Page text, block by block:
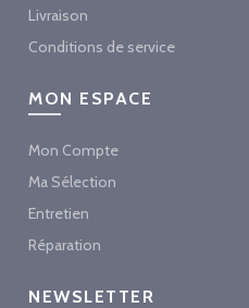
Livraison
Conditions de service
MON ESPACE
Mon Compte
Ma Sélection
Entretien
Réparation
NEWSLETTER